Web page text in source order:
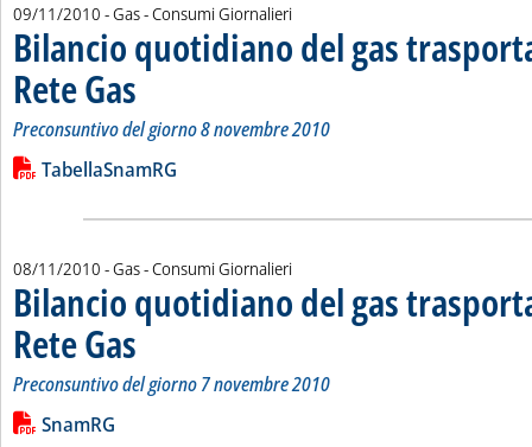
09/11/2010 - Gas - Consumi Giornalieri
Bilancio quotidiano del gas
Rete Gas . Sottotitolo: Preconsuntivo del giorno 8 novembre 2010
. Pubblicata martedì 09 novembre 2010 alle 16.24.
Preconsuntivo del giorno 8 novembre 2010
Leggi tutta la notizia: 'Bilancio quotidiano del gas
Lista allegati PDF alla notizia
TabellaSnamRG
08/11/2010 - Gas - Consumi Giornalieri
Bilancio quotidiano del gas
Rete Gas . Sottotitolo: Preconsuntivo del giorno 7 novembre 2010
. Pubblicata lunedì 08 novembre 2010 alle 15.10.
Preconsuntivo del giorno 7 novembre 2010
Leggi tutta la notizia: 'Bilancio quotidiano del gas
Lista allegati PDF alla notizia
SnamRG